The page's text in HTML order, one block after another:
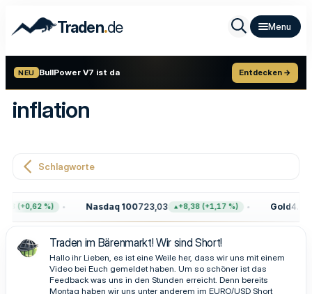
Traden.de
NEU BullPower V7 ist da Entdecken →
inflation
Schlagworte
(+0,62 %) Nasdaq 100723,03 +8,38 (+1,17 %) Gold
Traden im Bärenmarkt! Wir sind Short!
Hallo ihr Lieben, es ist eine Weile her, dass wir uns mit einem
Video bei Euch gemeldet haben. Um so schöner ist das
Feedback was uns in den Stunden erreicht. Denn bereits
Montag haben wir uns unter anderem im EURO/USD Short